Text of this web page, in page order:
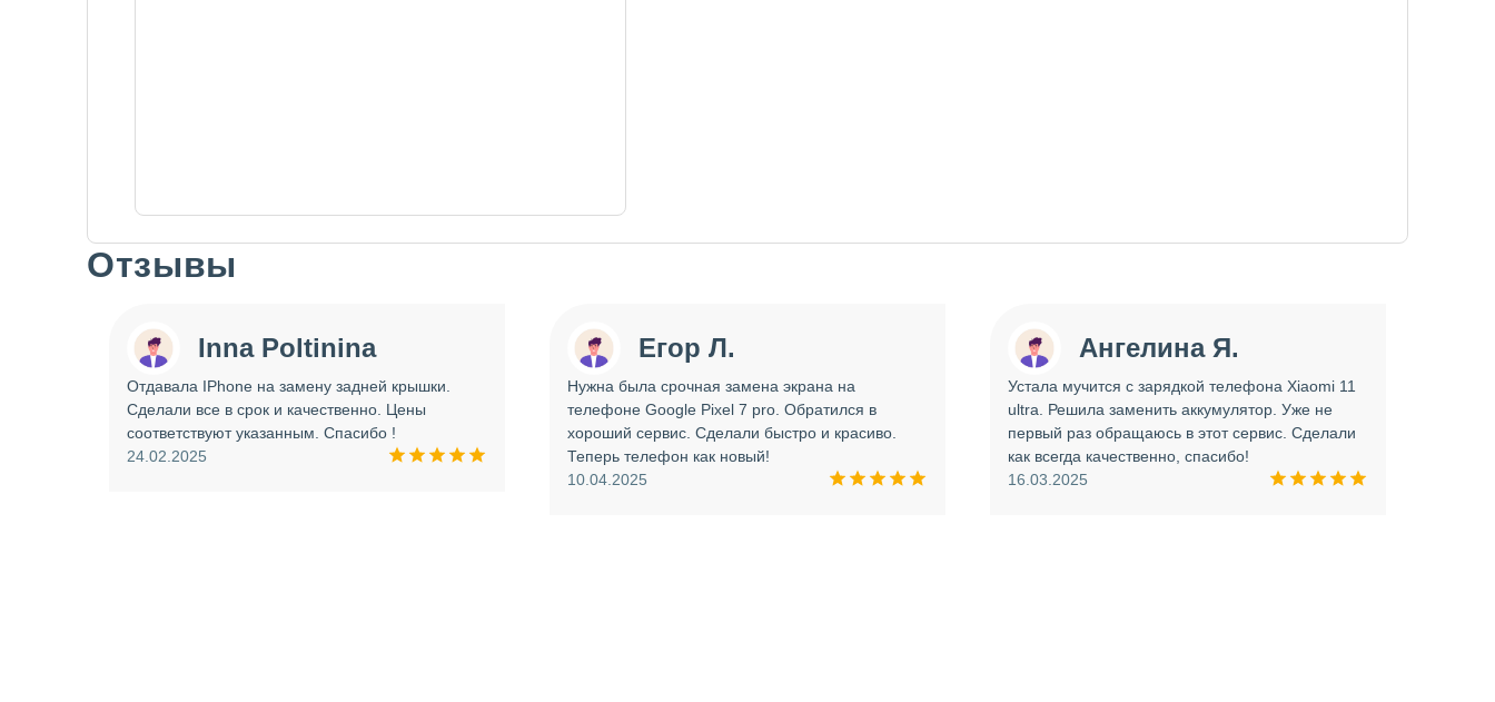
Отзывы
Inna Poltinina
Отдавала IPhone на замену задней крышки.
Сделали все в срок и качественно. Цены
соответствуют указанным. Спасибо !
24.02.2025
Егор Л.
Нужна была срочная замена экрана на
телефоне Google Pixel 7 pro. Обратился в
хороший сервис. Сделали быстро и красиво.
Теперь телефон как новый!
10.04.2025
Ангелина Я.
Устала мучится с зарядкой телефона Xiaomi 11
ultra. Решила заменить аккумулятор. Уже не
первый раз обращаюсь в этот сервис. Сделали
как всегда качественно, спасибо!
16.03.2025